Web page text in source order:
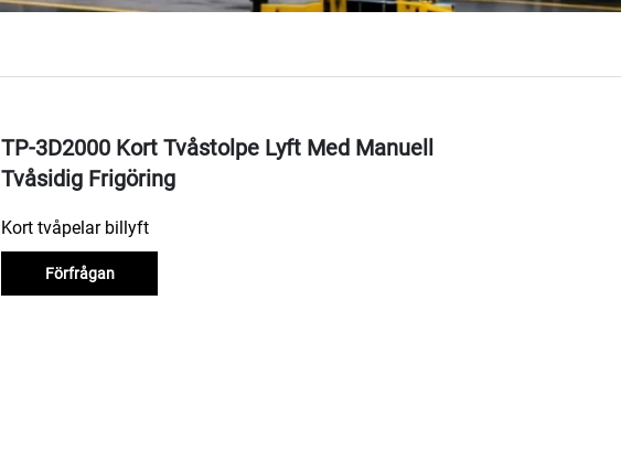
TP-3D2000 Kort Tvåstolpe Lyft Med Manuell
Tvåsidig Frigöring
Kort tvåpelar billyft
Förfrågan